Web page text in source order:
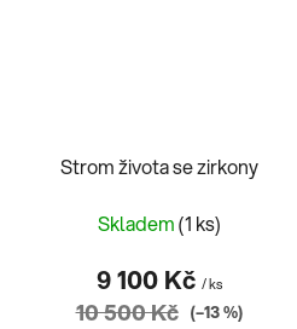
Strom života se zirkony
Skladem(1 ks)
9 100 Kč / ks
10 500 Kč (–13 %)